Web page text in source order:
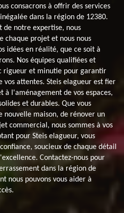
consacrons à offrir des services
dans la région de 12380.
de notre expertise, nous
chaque projet et nous nous
idées en réalité, que ce soit à
Nos équipes qualifiées et
rigueur et minutie pour garantir
vos attentes. Steis elagueur est fier
l'aménagement de vos espaces,
et durables. Que vous
nouvelle maison, de rénover un
commercial, nous sommes à vos
pour Steis elagueur, vous
soucieux de chaque détail
Contactez-nous pour
dans la région de
nous pouvons vous aider à